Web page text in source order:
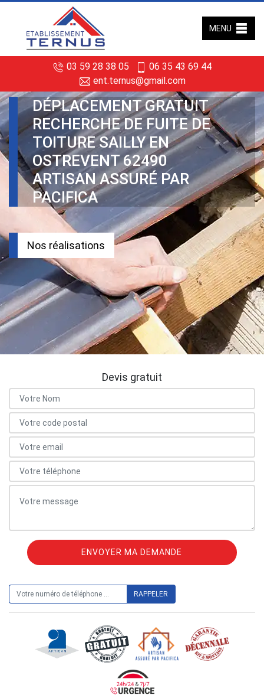
03 59 28 38 05
06 35 43 69 44
ent.ternus@gmail.com
MENU
DÉPLACEMENT GRATUIT
RECHERCHE DE FUITE DE
TOITURE SAILLY EN
OSTREVENT 62490
ARTISAN ASSURÉ PAR
PACIFICA
Nos réalisations
Devis gratuit